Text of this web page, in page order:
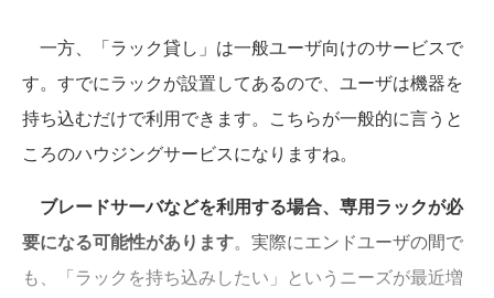
一方、「ラック貸し」は一般ユーザ向けのサービスで
す。すでにラックが設置してあるので、ユーザは機器を
持ち込むだけで利用できます。こちらが一般的に言うと
ころのハウジングサービスになりますね。
ブレードサーバなどを利用する場合、専用ラックが必
要になる可能性があります。実際にエンドユーザの間で
も、「ラックを持ち込みしたい」というニーズが最近増